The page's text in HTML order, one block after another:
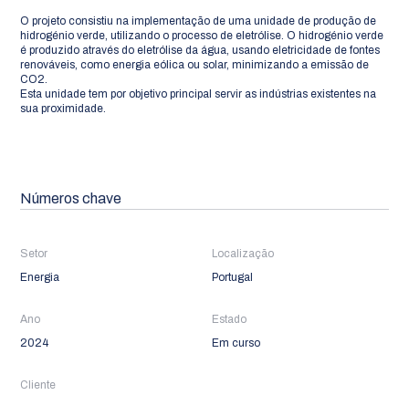
O projeto consistiu na implementação de uma unidade de produção de
hidrogénio verde, utilizando o processo de eletrólise. O hidrogénio verde
é produzido através do eletrólise da água, usando eletricidade de fontes
renováveis, como energia eólica ou solar, minimizando a emissão de
CO2.
Esta unidade tem por objetivo principal servir as indústrias existentes na
sua proximidade.
Números chave
Setor
Energia
Localização
Portugal
Ano
2024
Estado
Em curso
Cliente